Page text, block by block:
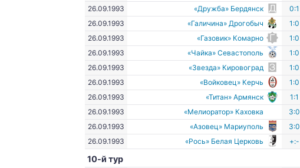
26.09.1993
«Дружба» Бердянск 0:1
26.09.1993
«Галичина» Дрогобыч 1:0
26.09.1993
«Газовик» Комарно 1:0
26.09.1993
«Чайка» Севастополь 1:0
26.09.1993
«Звезда» Кировоград 1:0
26.09.1993
«Войковец» Керчь 1:0
26.09.1993
«Титан» Армянск 1:1
26.09.1993
«Мелиоратор» Каховка 3:0
26.09.1993
«Азовец» Мариуполь 3:0
26.09.1993
«Рось» Белая Церковь +:-
10-й тур